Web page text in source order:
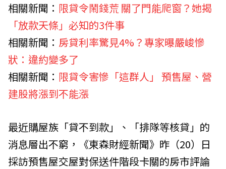
相關新聞： 限貸令鬧錢荒 關了門能爬窗？她揭
「放款天條」必知的3件事
相關新聞： 房貸利率驚見4%？專家曝嚴峻慘
狀：違約變多了
相關新聞： 限貸令害慘「這群人」 預售屋、營
建股將漲到不能漲
最近購屋族「貸不到款」、「排隊等核貸」的
消息層出不窮，《東森財經新聞》昨（20）日
採訪預售屋交屋對保送件階段卡關的房市評論